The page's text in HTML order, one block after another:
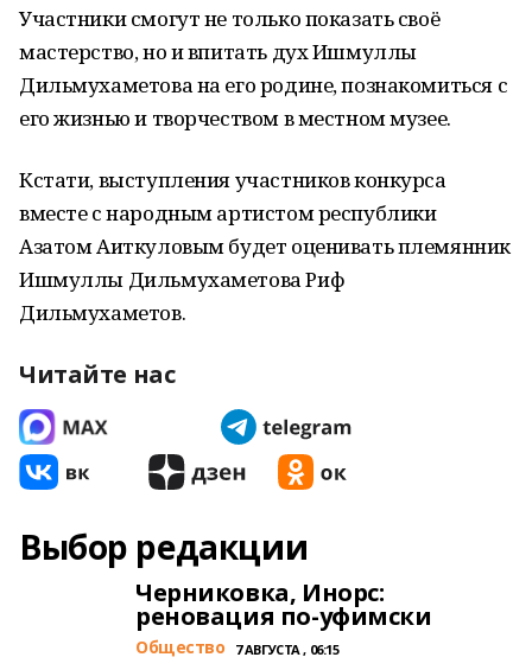
Участники смогут не только показать своё
мастерство, но и впитать дух Ишмуллы
Дильмухаметова на его родине, познакомиться с
его жизнью и творчеством в местном музее.
Кстати, выступления участников конкурса
вместе с народным артистом республики
Азатом Аиткуловым будет оценивать племянник
Ишмуллы Дильмухаметова Риф
Дильмухаметов.
Читайте нас
Выбор редакции
Черниковка, Инорс:
реновация по-уфимски
Общество 7 АВГУСТА , 06:15